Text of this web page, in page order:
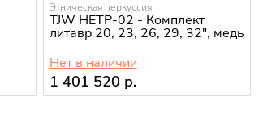
Этническая перкуссия
TJW HETP-02 - Комплект
литавр 20, 23, 26, 29, 32", медь
Нет в наличии
1 401 520 р.